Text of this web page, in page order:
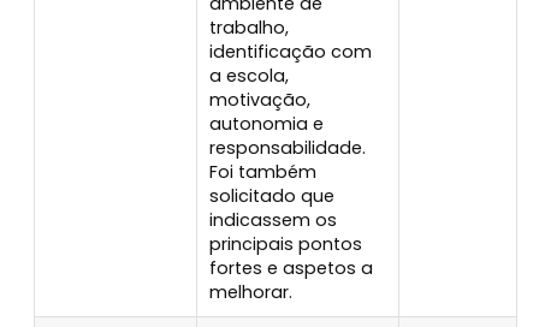
trabalho,
identificação com
a escola,
motivação,
autonomia e
responsabilidade.
Foi também
solicitado que
indicassem os
principais pontos
fortes e aspetos a
melhorar.